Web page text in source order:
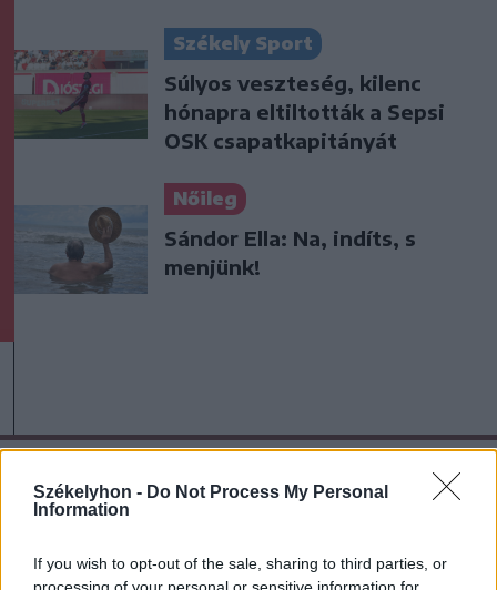
Székelyhon - Do Not Process My Personal
Information
If you wish to opt-out of the sale, sharing to third parties, or
processing of your personal or sensitive information for
Székely Sport
Súlyos veszteség, kilenc
hónapra eltiltották a Sepsi
OSK csapatkapitányát
Nőileg
Sándor Ella: Na, indíts, s
menjünk!
A rovat további cikkei